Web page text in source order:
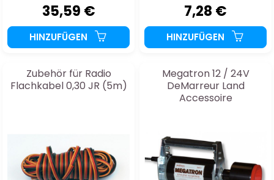
35,59 €
HINZUFÜGEN
7,28 €
HINZUFÜGEN
Zubehör für Radio
Flachkabel 0,30 JR (5m)
Megatron 12 / 24V
DeMarreur Land
Accessoire